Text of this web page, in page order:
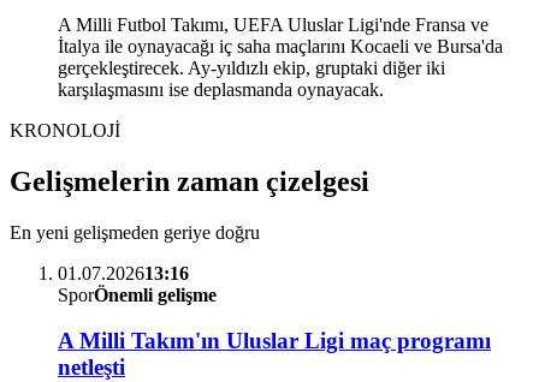
A Milli Futbol Takımı, UEFA Uluslar Ligi'nde Fransa ve
İtalya ile oynayacağı iç saha maçlarını Kocaeli ve Bursa'da
gerçekleştirecek. Ay-yıldızlı ekip, gruptaki diğer iki
karşılaşmasını ise deplasmanda oynayacak.
KRONOLOJİ
Gelişmelerin zaman çizelgesi
En yeni gelişmeden geriye doğru
01.07.202613:16
SporÖnemli gelişme
A Milli Takım'ın Uluslar Ligi maç programı
netleşti